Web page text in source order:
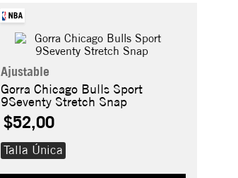
Ajustable
Gorra Chicago Bulls Sport
9Seventy Stretch Snap
$52,00
Talla Única